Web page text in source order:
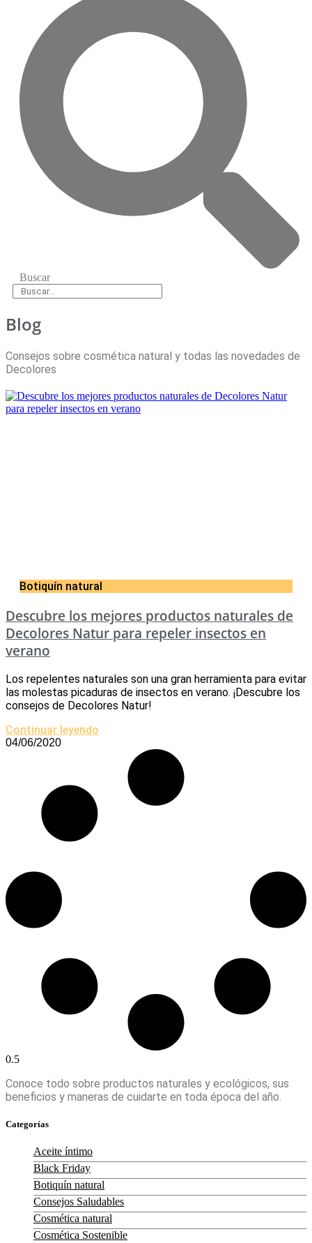
Buscar
Blog
Consejos sobre cosmética natural y todas las novedades de
Decolores
Botiquín natural
Descubre los mejores productos naturales de
Decolores Natur para repeler insectos en
verano
Los repelentes naturales son una gran herramienta para evitar
las molestas picaduras de insectos en verano. ¡Descubre los
consejos de Decolores Natur!
Continuar leyendo
04/06/2020
Conoce todo sobre productos naturales y ecológicos, sus
beneficios y maneras de cuidarte en toda época del año.
Categorías
Aceite íntimo
Black Friday
Botiquín natural
Consejos Saludables
Cosmética natural
Cosmética Sostenible